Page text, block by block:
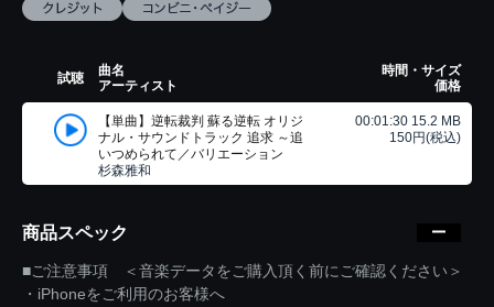
試聴
曲名
アーティスト
時間・サイズ
価格
【単曲】逆転裁判 蘇る逆転 オリジ
ナル・サウンドトラック 追求 ～追
いつめられて／バリエーション
杉森雅和
00:01:30 15.2 MB
150円(税込)
商品スペック
■ご注意事項 ＜音楽データをご購入頂く前にご確認ください＞
・iPhoneをご利用のお客様へ